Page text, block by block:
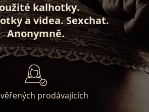
kalhotky.
avidea.Sexchat.
Anonymně.
prodávajících